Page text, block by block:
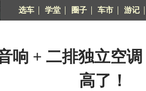
选车 学堂 圈子 车市 游记
响 + 二排独立空
高了！